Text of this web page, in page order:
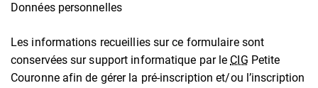
Données personnelles
Les informations recueillies sur ce formulaire sont
conservées sur support informatique par le CIG Petite
Couronne afin de gérer la pré-inscription et/ou l’inscription